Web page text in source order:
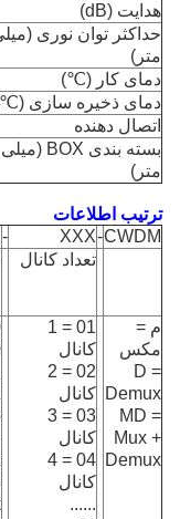
هدایت (dB)
حداکثر توان نوری
متر)
دمای کار (℃)
دمای ذخیره سازی
اتصال دهنده
بسته بندی BOX (میلی
متر)
ترتیب اطلاعات
CWDM
-
XXX
-
تعداد کانال
م =
مکس
D =
Demux
MD =
Mux +
Demux
01 = 1
کانال
02 = 2
کانال
03 = 3
کانال
04 = 4
کانال
......